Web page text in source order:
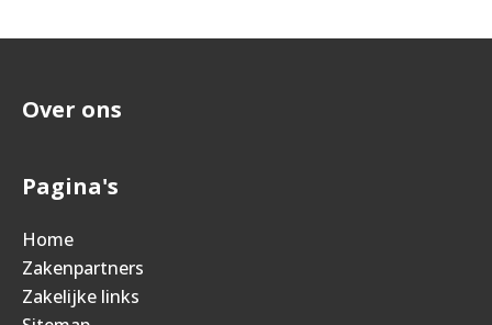
Over ons
Pagina's
Home
Zakenpartners
Zakelijke links